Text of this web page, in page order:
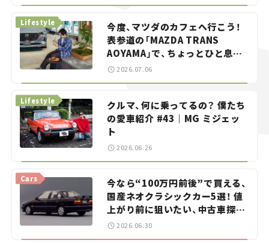
今度、マツダのカフェへ行こう！
表参道の「MAZDA TRANS
AOYAMA」で、ちょっとひと息。
——連載｜CCGとクルマでどうす
る？＜第13回＞
Lifestyle
2026.07.06
クルマ、何に乗ってるの？ 僕たち
の愛車紹介 #43｜MG ミジェッ
ト
Lifestyle
2026.06.26
今なら“100万円前後”で買える、
国産ネオクラシックカー5選！ 値
上がり前に狙いたい、中古車探し
をお手伝い――ちょっとイケてるマ
イカー選び #02
Cars
2026.06.30